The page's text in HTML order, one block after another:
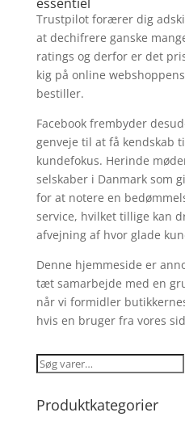
Trustpilot forærer dig
at dechifrere ganske
ratings og derfor er det
kig på online
bestiller.
Facebook frembyder
genveje til at få kendskab
kundefokus. Herinde
selskaber i Danmark som
for at notere en
service, hvilket tillige kan
afvejning af hvor glade
Denne hjemmeside er
tæt samarbejde med en
når vi formidler
hvis en bruger fra vores
Søg
Produktkategorier